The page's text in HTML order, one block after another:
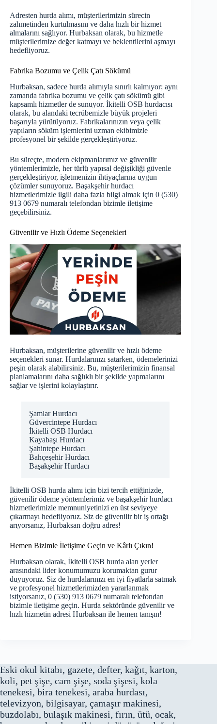
Adresten hurda alımı, müşterilerimizin sürecin
zahmetinden kurtulmasını ve daha hızlı bir hizmet
almalarını sağlıyor. Hurbaksan olarak, bu hizmetle
müşterilerimize değer katmayı ve beklentilerini aşmayı
hedefliyoruz.
Fabrika Bozumu ve Çelik Çatı Sökümü
Hurbaksan, sadece hurda alımıyla sınırlı kalmıyor; aynı
zamanda fabrika bozumu ve çelik çatı sökümü gibi
kapsamlı hizmetler de sunuyor. İkitelli OSB hurdacısı
olarak, bu alandaki tecrübemizle büyük projeleri
başarıyla yürütüyoruz. Fabrikalarınızın veya çelik
yapıların söküm işlemlerini uzman ekibimizle
profesyonel bir şekilde gerçekleştiriyoruz.
Bu süreçte, modern ekipmanlarımız ve güvenilir
yöntemlerimizle, her türlü yapısal değişikliği güvenle
gerçekleştiriyor, işletmenizin ihtiyaçlarına uygun
çözümler sunuyoruz. Başakşehir hurdacı
hizmetlerimizle ilgili daha fazla bilgi almak için 0 (530)
913 0679 numaralı telefondan bizimle iletişime
geçebilirsiniz.
Güvenilir ve Hızlı Ödeme Seçenekleri
Hurbaksan, müşterilerine güvenilir ve hızlı ödeme
seçenekleri sunar. Hurdalarınızı satarken, ödemelerinizi
peşin olarak alabilirsiniz. Bu, müşterilerimizin finansal
planlamalarını daha sağlıklı bir şekilde yapmalarını
sağlar ve işlerini kolaylaştırır.
Şamlar Hurdacı
Güvercintepe Hurdacı
İkitelli OSB Hurdacı
Kayabaşı Hurdacı
Şahintepe Hurdacı
Bahçeşehir Hurdacı
Başakşehir Hurdacı
İkitelli OSB hurda alımı için bizi tercih ettiğinizde,
güvenilir ödeme yöntemlerimiz ve başakşehir hurdacı
hizmetlerimizle memnuniyetinizi en üst seviyeye
çıkarmayı hedefliyoruz. Siz de güvenilir bir iş ortağı
arıyorsanız, Hurbaksan doğru adres!
Hemen Bizimle İletişime Geçin ve Kârlı Çıkın!
Hurbaksan olarak, İkitelli OSB hurda alan yerler
arasındaki lider konumumuzu korumaktan gurur
duyuyoruz. Siz de hurdalarınızı en iyi fiyatlarla satmak
ve profesyonel hizmetlerimizden yararlanmak
istiyorsanız, 0 (530) 913 0679 numaralı telefondan
bizimle iletişime geçin. Hurda sektöründe güvenilir ve
hızlı hizmetin adresi Hurbaksan ile hemen tanışın!
Eski okul kitabı, gazete, defter, kağıt, karton,
koli, pet şişe, cam şişe, soda şişesi, kola
tenekesi, bira tenekesi, araba hurdası,
televizyon, bilgisayar, çamaşır makinesi,
buzdolabı, bulaşık makinesi, fırın, ütü, ocak,